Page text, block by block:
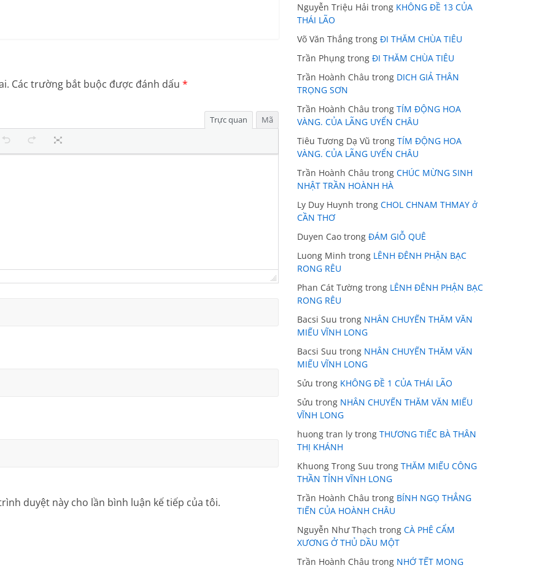
Các trường bắt buộc được đánh dấu *
Trực quan Mã
duyệt này cho lần bình luận kế tiếp của tôi.
Nguyễn Triệu Hải trong KHÔNG ĐỀ 13 CỦA
THÁI LÃO
Võ Văn Thắng trong ĐI THĂM CHÙA TIÊU
Trần Phụng trong ĐI THĂM CHÙA TIÊU
Trần Hoành Châu trong DICH GIẢ THÂN
TRỌNG SƠN
Trần Hoành Châu trong TÍM ĐỘNG HOA
VÀNG. CỦA LÃNG UYỂN CHÂU
Tiêu Tương Dạ Vũ trong TÍM ĐỘNG HOA
VÀNG. CỦA LÃNG UYỂN CHÂU
Trần Hoành Châu trong CHÚC MỪNG SINH
NHẬT TRẦN HOÀNH HÀ
Ly Duy Huynh trong CHOL CHNAM THMAY ở
CẦN THƠ
Duyen Cao trong ĐÁM GIỖ QUÊ
Luong Minh trong LÊNH ĐÊNH PHẬN BẠC
RONG RÊU
Phan Cát Tường trong LÊNH ĐÊNH PHẬN BẠC
RONG RÊU
Bacsi Suu trong NHÂN CHUYẾN THĂM VĂN
MIẾU VĨNH LONG
Bacsi Suu trong NHÂN CHUYẾN THĂM VĂN
MIẾU VĨNH LONG
Sửu trong KHÔNG ĐỀ 1 CỦA THÁI LÃO
Sửu trong NHÂN CHUYẾN THĂM VĂN MIẾU
VĨNH LONG
huong tran ly trong THƯƠNG TIẾC BÀ THÂN
THỊ KHÁNH
Khuong Trong Suu trong THĂM MIẾU CÔNG
THẦN TỈNH VĨNH LONG
Trần Hoành Châu trong BÍNH NGỌ THẲNG
TIẾN CỦA HOÀNH CHÂU
Nguyễn Như Thạch trong CÀ PHÊ CẨM
XƯƠNG Ở THỦ DẦU MỘT
Trần Hoành Châu trong NHỚ TẾT MONG